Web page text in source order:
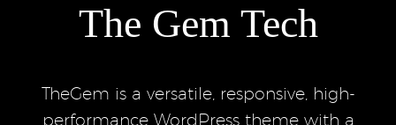
The Gem Tech
TheGem is a versatile, responsive, high-
performance WordPress theme with a